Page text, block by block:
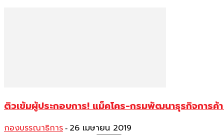
ติวเข้มผู้ประกอบการ! แม็คโคร-กรมพัฒนาธุรกิจการค้
กองบรรณาธิการ - 26 เมษายน 2019